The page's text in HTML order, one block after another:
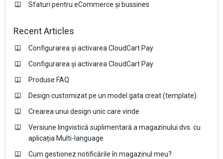
Sfaturi pentru eCommerce și bussines
Recent Articles
Configurarea și activarea CloudCart Pay
Configurarea și activarea CloudCart Pay
Produse FAQ
Design customizat pe un model gata creat (template)
Crearea unui design unic care vinde
Versiune lingvistică suplimentară a magazinului dvs. cu
aplicația Multi-language
Cum gestionez notificările în magazinul meu?